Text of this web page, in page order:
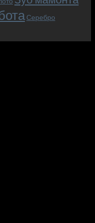
Серебро